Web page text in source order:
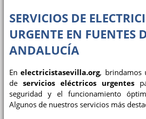
SERVICIOS DE
URGENTE EN FUENTES
ANDALUCÍA
Enelectricistasevilla.org, brindamos
de servicios eléctricos urgentes
seguridad y el funcionamiento
Algunos de nuestros servicios más